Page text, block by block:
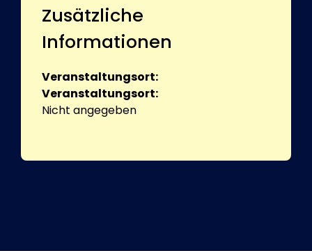
Zusätzliche
Informationen
Veranstaltungsort:
Veranstaltungsort:
Nicht angegeben